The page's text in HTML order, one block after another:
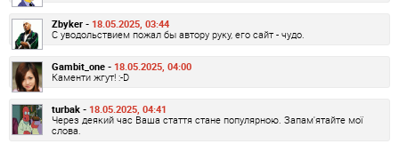
Zbyker - 18.05.2025, 03:44
С уводольствием пожал бы автору руку, его сайт - чудо.
Gambit_one - 18.05.2025, 04:00
Каменти жгут! :-D
turbak - 18.05.2025, 04:41
Через деякий час Ваша стаття стане популярною. Запам'ятайте мої
слова.